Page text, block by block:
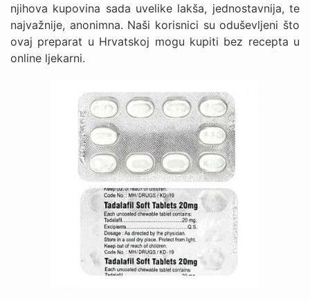
njihova kupovina sada uvelike lakša, jednostavnija, te
najvažnije, anonimna. Naši korisnici su oduševljeni što
ovaj preparat u Hrvatskoj mogu kupiti bez recepta u
online ljekarni.